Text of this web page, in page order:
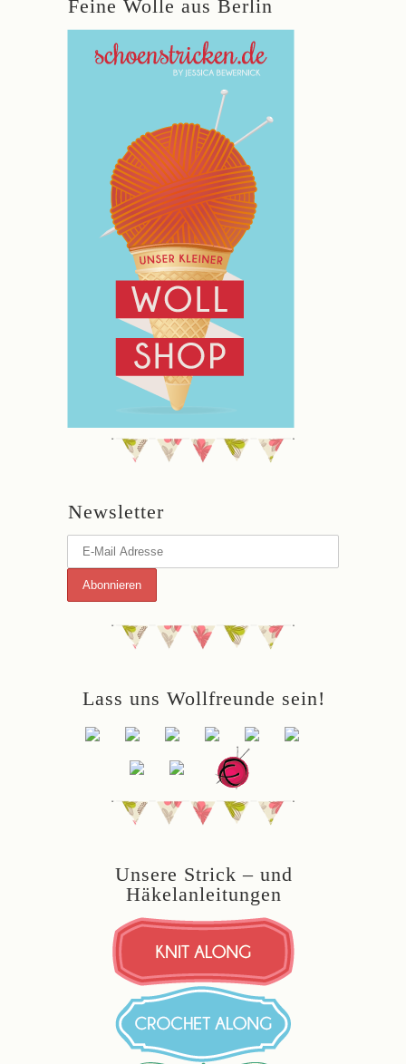
Feine Wolle aus Berlin
Newsletter
Lass uns Wollfreunde sein!
Unsere Strick – und
Häkelanleitungen